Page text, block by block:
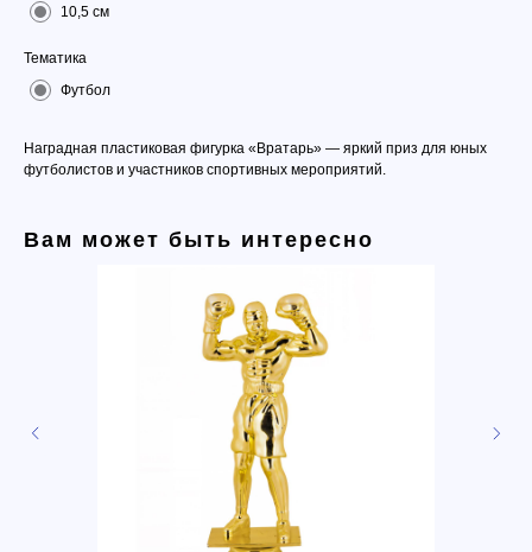
10,5 см
Тематика
Футбол
Наградная пластиковая фигурка «Вратарь» — яркий приз для юных
футболистов и участников спортивных мероприятий.
Вам может быть интересно